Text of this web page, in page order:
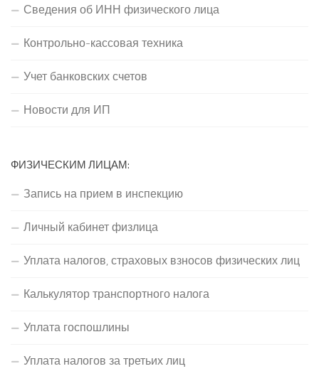
Сведения об ИНН физического лица
Контрольно-кассовая техника
Учет банковских счетов
Новости для ИП
ФИЗИЧЕСКИМ ЛИЦАМ:
Запись на прием в инспекцию
Личный кабинет физлица
Уплата налогов, страховых взносов физических лиц
Калькулятор транспортного налога
Уплата госпошлины
Уплата налогов за третьих лиц